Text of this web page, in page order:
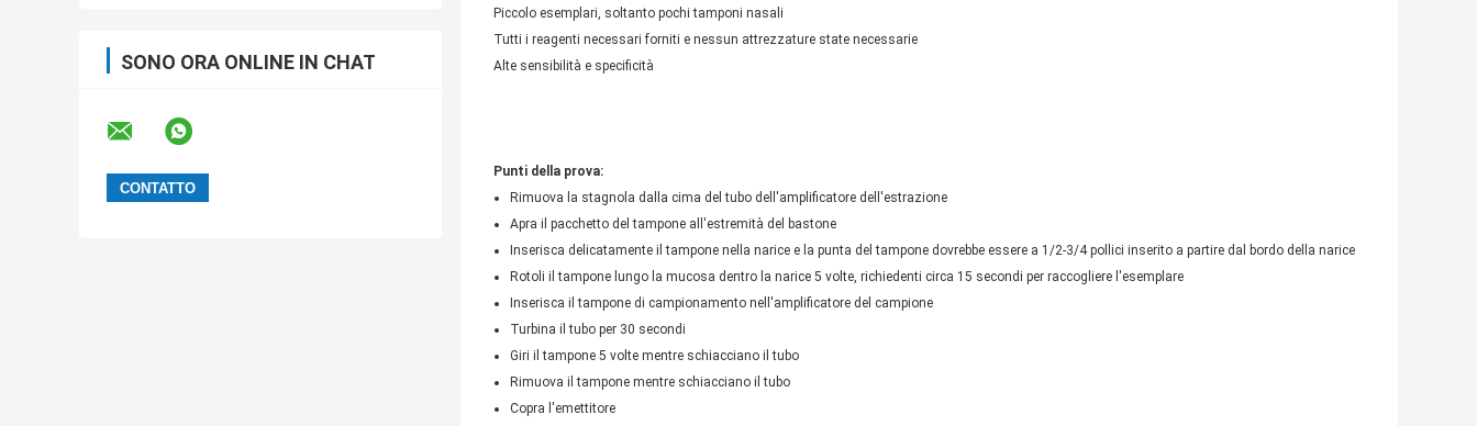
Lasciate un messaggio
Ti richiameremo presto!
SONO ORA ONLINE IN CHAT
Piccolo esemplari, soltanto pochi tamponi nasali
Tutti i reagenti necessari forniti e nessun attrezzature state necessarie
Alte sensibilità e specificità
Punti della prova:
Rimuova la stagnola dalla cima del tubo dell'amplificatore dell'estrazione
Apra il pacchetto del tampone all'estremità del bastone
Inserisca delicatamente il tampone nella narice e la punta del tampone dovrebbe essere a 1/2-3/4 pollici inserito a partire dal bordo della narice
Rotoli il tampone lungo la mucosa dentro la narice 5 volte, richiedenti circa 15 secondi per raccogliere l'esemplare
Inserisca il tampone di campionamento nell'amplificatore del campione
Turbina il tubo per 30 secondi
Giri il tampone 5 volte mentre schiacciano il tubo
Rimuova il tampone mentre schiacciano il tubo
Copra l'emettitore